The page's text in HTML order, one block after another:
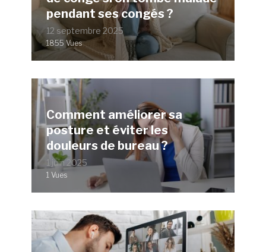
pendant ses congés ?
12 septembre 2025
1855 Vues
Comment améliorer sa
posture et éviter les
douleurs de bureau ?
1 juin 2025
1 Vues